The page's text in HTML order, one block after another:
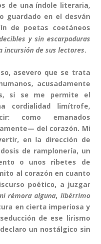
de una índole literaria,
guardado en el desván
de poetas coetáneos
y sin escarpaduras
incursión de sus lectores.
asevero que se trata
acusadamente
si se me permite el
cordialidad limítrofe,
como emanados
del corazón. Mi
en la dirección de
de ramplonería, un
o unos ribetes de
al corazón en cuanto
poético, a juzgar
rémora alguna, libérrimo
en cierta imperiosa y
de ese lirismo
un nostálgico sin